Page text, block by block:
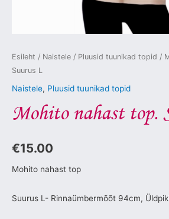
Esileht / Naistele / Pluusid tuunikad topid /
Suurus L
Naistele, Pluusid tuunikad topid
Mohito nahast top.
€15.00
Mohito nahast top
Suurus L- Rinnaümbermõõt 94cm,